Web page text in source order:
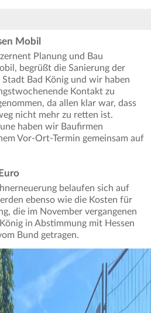
Mobil
Planung und Bau
begrüßt die Sanierung der
Bad König und wir haben
Kontakt zu
da allen klar war, dass
nicht mehr zu retten ist.
haben wir Baufirmen
Vor-Ort-Termin gemeinsam auf
belaufen sich auf
ebenso wie die Kosten für
die im November vergangenen
in Abstimmung mit Hessen
Bund getragen.